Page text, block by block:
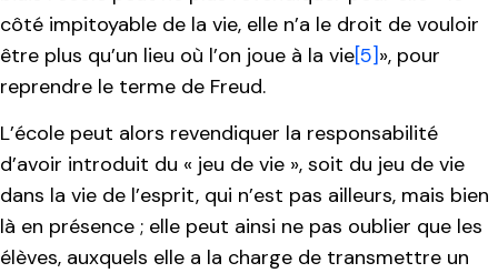
côté impitoyable de la vie, elle n’a le droit de vouloir
être plus qu’un lieu où l’on joue à la vie[5]», pour
reprendre le terme de Freud.
L’école peut alors revendiquer la responsabilité
d’avoir introduit du « jeu de vie », soit du jeu de vie
dans la vie de l’esprit, qui n’est pas ailleurs, mais bien
là en présence ; elle peut ainsi ne pas oublier que les
élèves, auxquels elle a la charge de transmettre un